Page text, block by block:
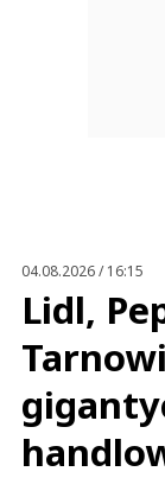
04.08.2026 / 16:15
Lidl,